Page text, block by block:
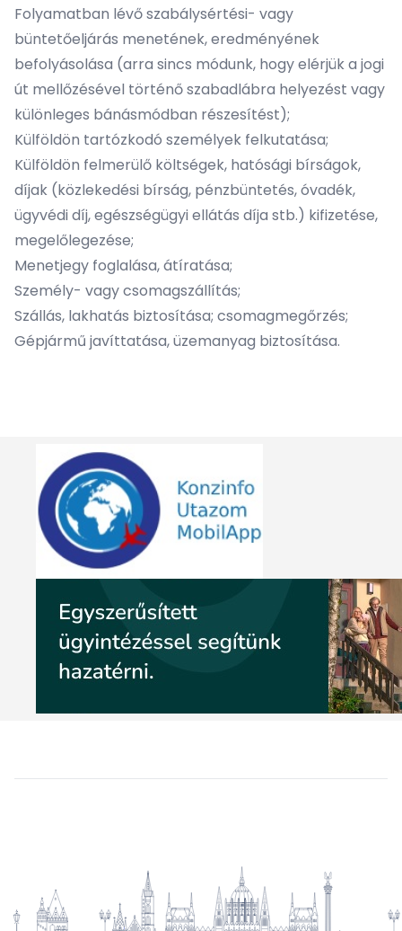
Folyamatban lévő szabálysértési- vagy
büntetőeljárás menetének, eredményének
befolyásolása (arra sincs módunk, hogy elérjük a jogi
út mellőzésével történő szabadlábra helyezést vagy
különleges bánásmódban részesítést);
Külföldön tartózkodó személyek felkutatása;
Külföldön felmerülő költségek, hatósági bírságok,
díjak (közlekedési bírság, pénzbüntetés, óvadék,
ügyvédi díj, egészségügyi ellátás díja stb.) kifizetése,
megelőlegezése;
Menetjegy foglalása, átíratása;
Személy- vagy csomagszállítás;
Szállás, lakhatás biztosítása; csomagmegőrzés;
Gépjármű javíttatása, üzemanyag biztosítása.